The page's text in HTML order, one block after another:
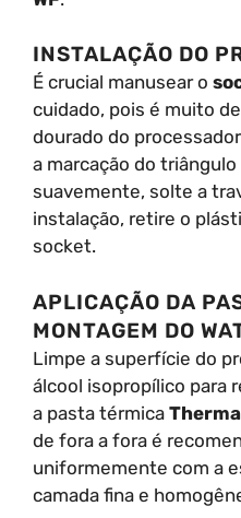
INSTALAÇÃO DO
É crucial manusear o
cuidado, pois é muito
dourado do processador
a marcação do
suavemente, solte a
instalação, retire o
socket.
APLICAÇÃO DA
MONTAGEM DO
Limpe a superfície do
álcool isopropílico para
a pasta térmica
de fora a fora é
uniformemente com a
camada fina e